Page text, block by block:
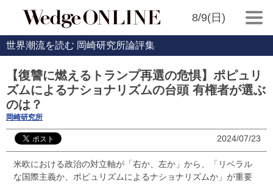
8/9(日)
世界潮流を読む 岡崎研究所論評集
【復讐に燃えるトランプ再選の危惧】ポピュリ
ズムによるナショナリズムの台頭 有権者が選ぶ
のは？
岡崎研究所
2024/07/23
米欧における政治の対立軸が「右か、左か」から、「リベラル
な国際主義か、ポピュリズムによるナショナリズムか」が重要